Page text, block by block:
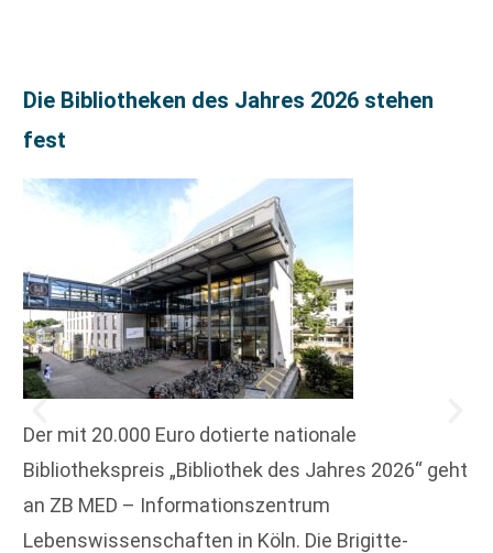
Die Bibliotheken des Jahres 2026 stehen
fest
Der mit 20.000 Euro dotierte nationale
Bibliothekspreis „Bibliothek des Jahres 2026“ geht
an ZB MED – Informationszentrum
Lebenswissenschaften in Köln. Die Brigitte-